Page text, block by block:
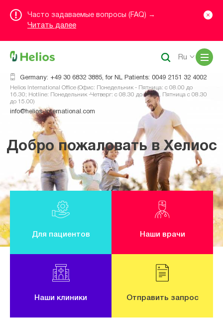
Часто задаваемые вопросы (FAQ) →
Читать далее
Germany: +49 30 6832 3885, for NL Patients: 0049 2151 32 4002
Helios International Office (Офис: Понедельник - Пятница: с 08.00 до
16.30; Hotline: Понедельник -Четверг: с 08.30 до 16.00, Пятница с 08.30
до 15.00)
info@helios-international.com
Ru
Добро пожаловать в Хелиос
Для пациентов Наши врачи
Наши клиники Отправить запрос